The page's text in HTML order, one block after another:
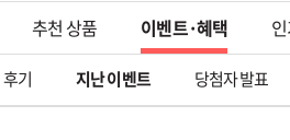
추천 상품 이벤트·혜택
기 지난 이벤트 당첨자 발표